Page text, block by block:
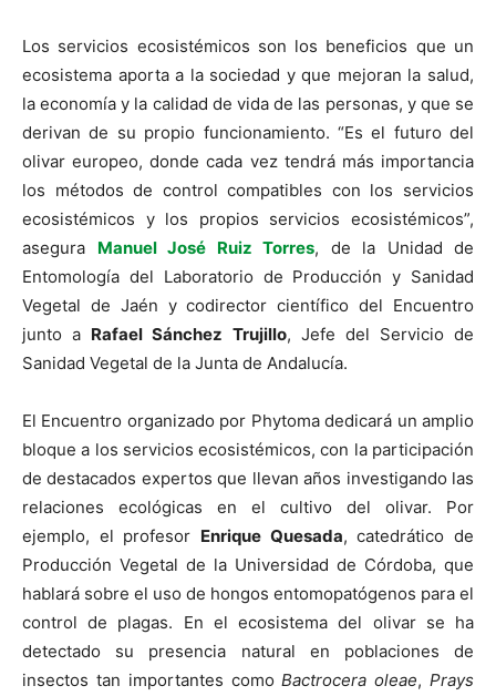
Los servicios ecosistémicos son los beneficios que un
ecosistema aporta a la sociedad y que mejoran la salud,
la economía y la calidad de vida de las personas, y que se
derivan de su propio funcionamiento. “Es el futuro del
olivar europeo, donde cada vez tendrá más importancia
los métodos de control compatibles con los servicios
ecosistémicos y los propios servicios ecosistémicos”,
asegura Manuel José Ruiz Torres, de la Unidad de
Entomología del Laboratorio de Producción y Sanidad
Vegetal de Jaén y codirector científico del Encuentro
junto a Rafael Sánchez Trujillo, Jefe del Servicio de
Sanidad Vegetal de la Junta de Andalucía.
El Encuentro organizado por Phytoma dedicará un amplio
bloque a los servicios ecosistémicos, con la participación
de destacados expertos que llevan años investigando las
relaciones ecológicas en el cultivo del olivar. Por
ejemplo, el profesor Enrique Quesada, catedrático de
Producción Vegetal de la Universidad de Córdoba, que
hablará sobre el uso de hongos entomopatógenos para el
control de plagas. En el ecosistema del olivar se ha
detectado su presencia natural en poblaciones de
insectos tan importantes comoBactrocera oleae,Prays